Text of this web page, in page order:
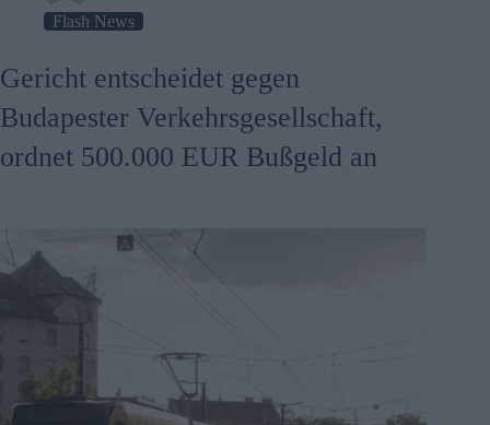
Flash News
Gericht entscheidet gegen
Budapester Verkehrsgesellschaft,
ordnet 500.000 EUR Bußgeld an